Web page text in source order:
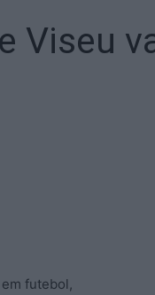
Viseu
em futebol,